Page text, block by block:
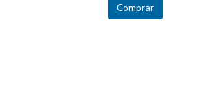
Comprar